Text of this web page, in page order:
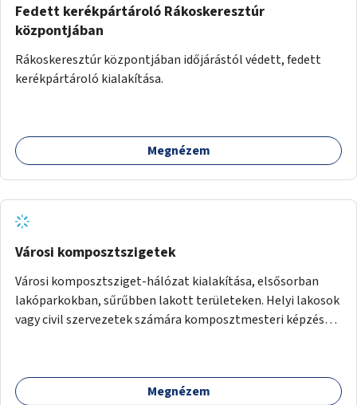
Fedett kerékpártároló Rákoskeresztúr
központjában
Rákoskeresztúr központjában időjárástól védett, fedett
kerékpártároló kialakítása.
Megnézem
Városi komposztszigetek
Városi komposztsziget-hálózat kialakítása, elsősorban
lakóparkokban, sűrűbben lakott területeken. Helyi lakosok
vagy civil szervezetek számára komposztmesteri képzés
Megnézem